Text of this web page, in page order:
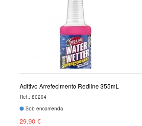
Aditivo Arrefecimento Redline 355mL
Ref.: 80204
Sob encomenda
29,90 €